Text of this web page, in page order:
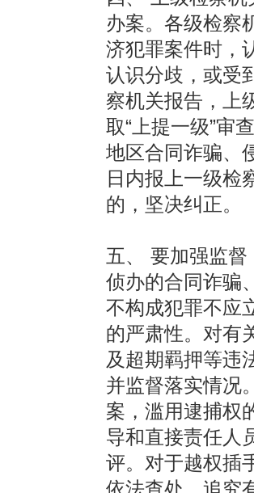
办案。各级检察
济犯罪案件时，
认识分歧，或受
察机关报告，上
取“上提一级”审
地区合同诈骗、
日内报上一级检
的，坚决纠正。
五、 要加强监
侦办的合同诈骗
不构成犯罪不应
的严肃性。对有
及超期羁押等违
并监督落实情况
案，滥用逮捕权
导和直接责任人
评。对于越权插
依法查处，追究